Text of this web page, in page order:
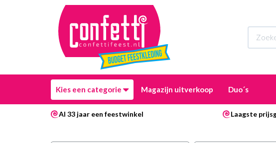
Kies een categorie Magazijn uitverkoop Duo´s
Al 33 jaar een feestwinkel Laagste